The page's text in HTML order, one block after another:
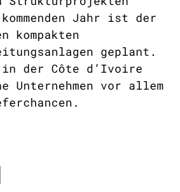
Jahr ist der
kompakten
geplant.
in der Côte d’Ivoire
vor allem